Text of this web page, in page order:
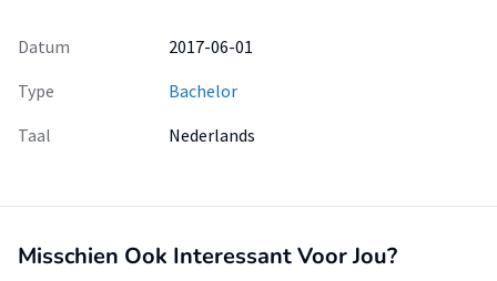
Datum
2017-06-01
Type
Bachelor
Taal
Nederlands
Misschien Ook Interessant Voor Jou?